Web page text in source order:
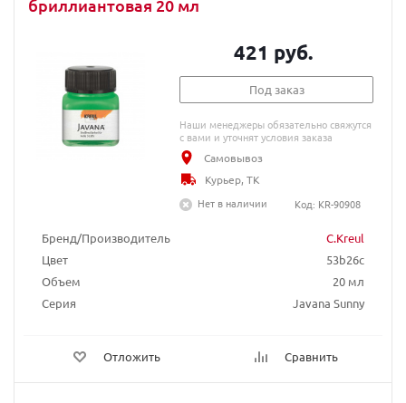
бриллиантовая 20 мл
Бренд/Производитель
C.Kreul
Цвет
53b26c
Объем
20 мл
Серия
Javana Sunny
Отложить Сравнить
421 руб.
Под заказ
Наши менеджеры обязательно свяжутся
с вами и уточнят условия заказа
Самовывоз
Курьер, ТК
Нет в наличии
Код: KR-90908